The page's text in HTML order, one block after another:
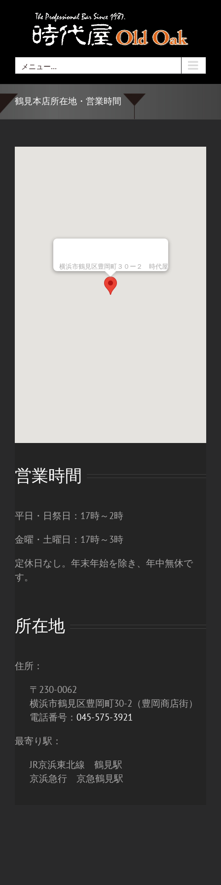
メニュー...
鶴見本店所在地・営業時間
横浜市鶴見区豊岡町３０ー２ 時代屋
営業時間
平日・日祭日：17時～2時
金曜・土曜日：17時～3時
定休日なし。年末年始を除き、年中無休で
す。
所在地
住所：
〒230-0062
横浜市鶴見区豊岡町30-2（豊岡商店街）
電話番号： 045-575-3921
最寄り駅：
JR京浜東北線 鶴見駅
京浜急行 京急鶴見駅